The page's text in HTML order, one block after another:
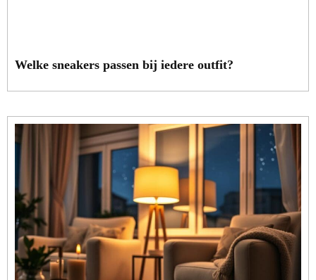
Welke sneakers passen bij iedere outfit?